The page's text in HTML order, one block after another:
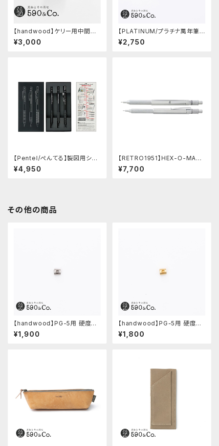
【handwood】ケリー用中間パ
ーツ/カスタムグリップ (縦溝/超
超ジュラルミン)
¥3,000
【PLATINUM/プラチナ萬年筆】
PRO-USE 241 シャープペンシ
ル (ブルー/0.5mm)
¥2,750
【Pentel/ぺんてる】製図用シャ
ープペンシル 60周年限定3本
セット
¥4,950
【RETRO1951】HEX-O-MATI
Cヘクソマティックシャープペン
シル (シルバー)
¥7,700
その他の商品
【handwood】PG-5用 硬度表
示窓 (ステンレス/六角窓)
¥1,900
【handwood】PG-5用 硬度表
示窓 (真鍮/菱形窓)
¥1,800